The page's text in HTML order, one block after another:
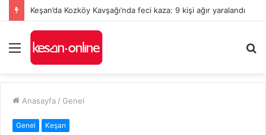
Keşan’da Kozköy Kavşağı’nda feci kaza: 9 kişi ağır yaralandı
Menü
...
Anasayfa / Genel
Genel Keşan